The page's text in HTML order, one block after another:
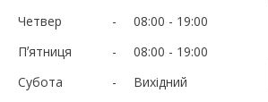
Четвер
08:00
19:00
Пʼятниця
08:00
19:00
Субота
Вихідний